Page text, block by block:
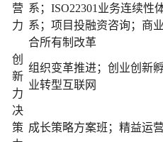
营
力
系；ISO22301业务连续性
系；项目投融资咨询；商
合所有制改革
创
新
力
组织变革推进；创业创新
业转型互联网
决
策 成长策略方案班；精益运